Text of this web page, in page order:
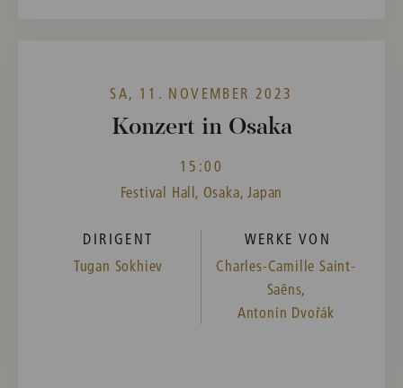
SA, 11. NOVEMBER 2023
Konzert in Osaka
15:00
Festival Hall, Osaka, Japan
DIRIGENT
Tugan Sokhiev
WERKE VON
Charles-Camille Saint-
Saëns,
Antonín Dvořák